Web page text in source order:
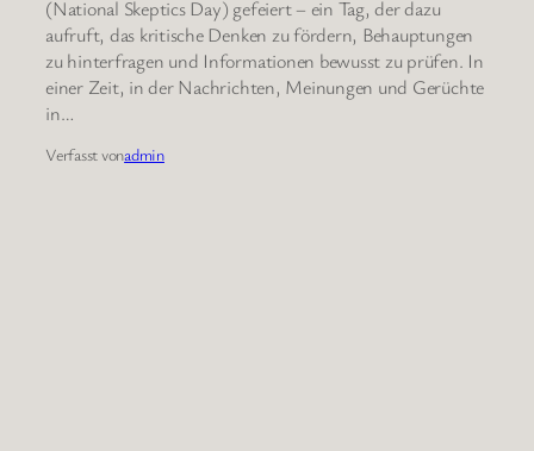
(National Skeptics Day) gefeiert – ein Tag, der dazu
aufruft, das kritische Denken zu fördern, Behauptungen
zu hinterfragen und Informationen bewusst zu prüfen. In
einer Zeit, in der Nachrichten, Meinungen und Gerüchte
in…
Verfasst vonadmin